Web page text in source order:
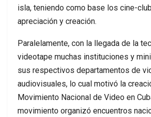
isla, teniendo como base los cine-
apreciación y creación.
Paralelamente, con la llegada de la
videotape muchas instituciones y
sus respectivos departamentos de
audiovisuales, lo cual motivó la
Movimiento Nacional de Video en
movimiento organizó encuentros